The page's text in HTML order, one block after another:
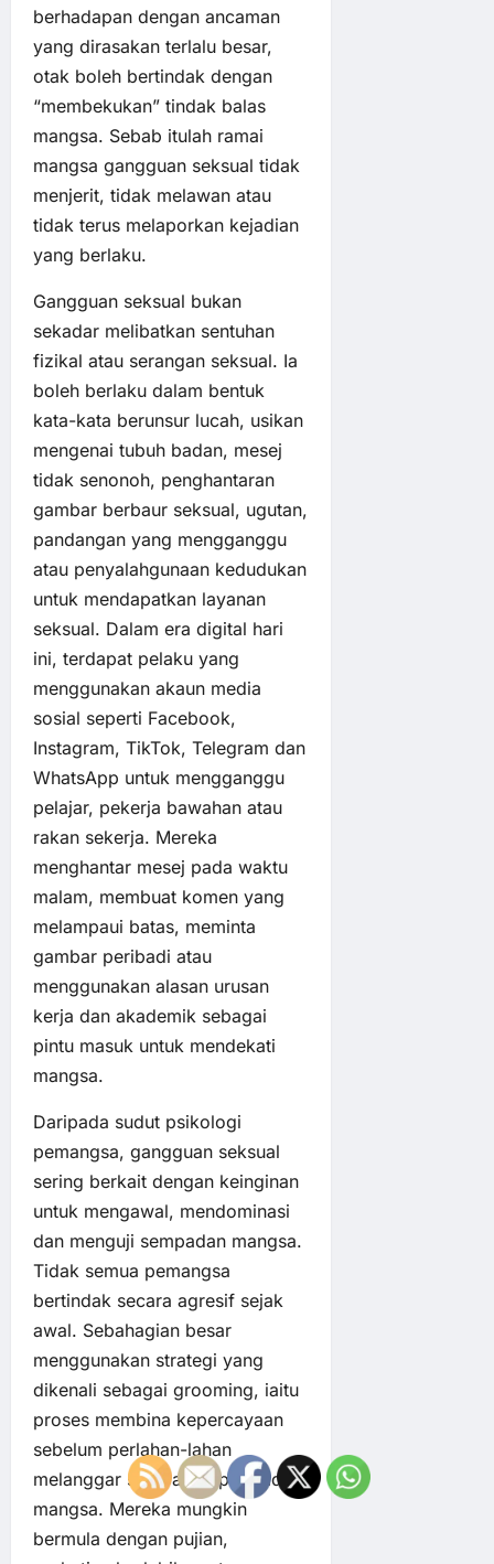
berhadapan dengan ancaman
yang dirasakan terlalu besar,
otak boleh bertindak dengan
“membekukan” tindak balas
mangsa. Sebab itulah ramai
mangsa gangguan seksual tidak
menjerit, tidak melawan atau
tidak terus melaporkan kejadian
yang berlaku.
Gangguan seksual bukan
sekadar melibatkan sentuhan
fizikal atau serangan seksual. Ia
boleh berlaku dalam bentuk
kata-kata berunsur lucah, usikan
mengenai tubuh badan, mesej
tidak senonoh, penghantaran
gambar berbaur seksual, ugutan,
pandangan yang mengganggu
atau penyalahgunaan kedudukan
untuk mendapatkan layanan
seksual. Dalam era digital hari
ini, terdapat pelaku yang
menggunakan akaun media
sosial seperti Facebook,
Instagram, TikTok, Telegram dan
WhatsApp untuk mengganggu
pelajar, pekerja bawahan atau
rakan sekerja. Mereka
menghantar mesej pada waktu
malam, membuat komen yang
melampaui batas, meminta
gambar peribadi atau
menggunakan alasan urusan
kerja dan akademik sebagai
pintu masuk untuk mendekati
mangsa.
Daripada sudut psikologi
pemangsa, gangguan seksual
sering berkait dengan keinginan
untuk mengawal, mendominasi
dan menguji sempadan mangsa.
Tidak semua pemangsa
bertindak secara agresif sejak
awal. Sebahagian besar
menggunakan strategi yang
dikenali sebagai grooming, iaitu
proses membina kepercayaan
sebelum perlahan-lahan
melanggar sempadan peribadi
mangsa. Mereka mungkin
bermula dengan pujian,